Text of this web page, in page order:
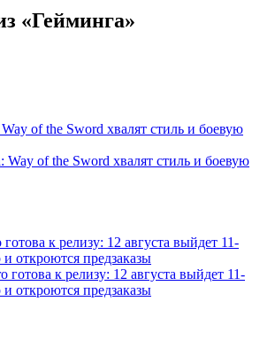
«Гейминга»
of the Sword хвалят стиль и боевую
of the Sword хвалят стиль и боевую
к релизу: 12 августа выйдет 11-
откроются предзаказы
готова к релизу: 12 августа выйдет 11-
откроются предзаказы